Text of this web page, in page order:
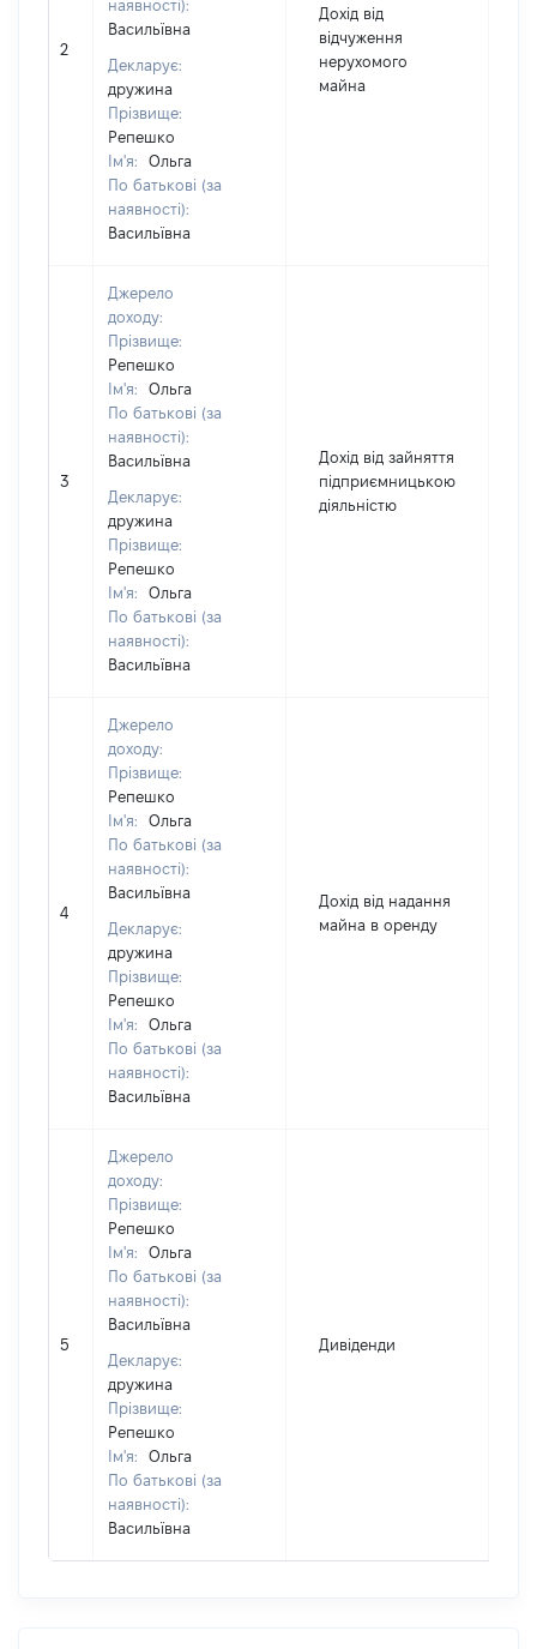
2
наявності):
Васильївна
Декларує:
дружина
Прізвище:
Репешко
Ім'я:
Ольга
По батькові (за
наявності):
Васильївна
Дохід від
відчуження
нерухомого
майна
3
Джерело
доходу:
Прізвище:
Репешко
Ім'я:
Ольга
По батькові (за
наявності):
Васильївна
Декларує:
дружина
Прізвище:
Репешко
Ім'я:
Ольга
По батькові (за
наявності):
Васильївна
Дохід від зайняття
підприємницькою
діяльністю
4
Джерело
доходу:
Прізвище:
Репешко
Ім'я:
Ольга
По батькові (за
наявності):
Васильївна
Декларує:
дружина
Прізвище:
Репешко
Ім'я:
Ольга
По батькові (за
наявності):
Васильївна
Дохід від надання
майна в оренду
5
Джерело
доходу:
Прізвище:
Репешко
Ім'я:
Ольга
По батькові (за
наявності):
Васильївна
Декларує:
дружина
Прізвище:
Репешко
Ім'я:
Ольга
По батькові (за
наявності):
Васильївна
Дивіденди